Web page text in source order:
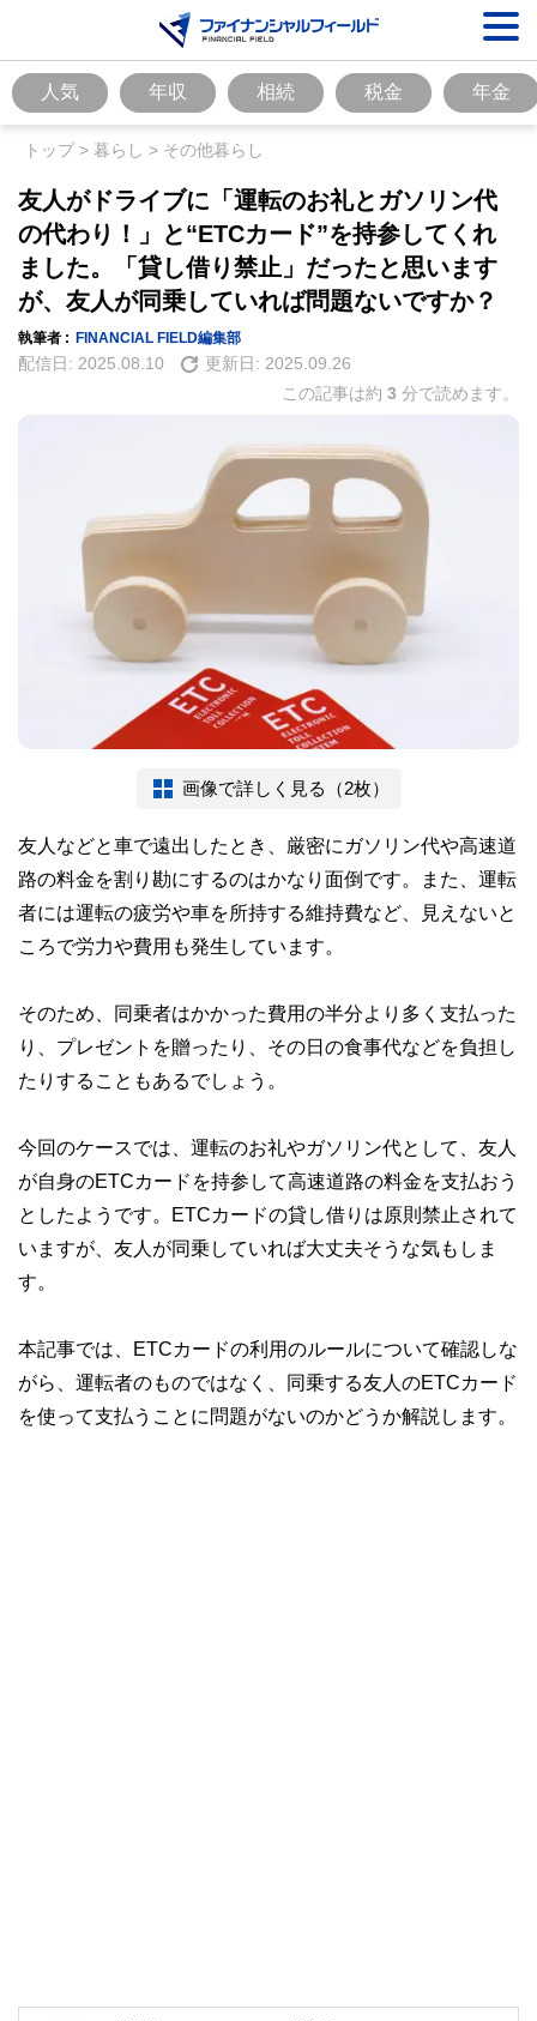
人気 年収 相続 税金 年金
トップ> 暮らし > その他暮らし
友人がドライブに「運転のお礼とガソリン代
の代わり！」と“ETCカード”を持参してくれ
ました。「貸し借り禁止」だったと思います
が、友人が同乗していれば問題ないですか？
執筆者 : FINANCIAL FIELD編集部
配信日: 2025.08.10 更新日: 2025.09.26
この記事は約 3 分で読めます。
画像で詳しく見る（2枚）
友人などと車で遠出したとき、厳密にガソリン代や高速道
路の料金を割り勘にするのはかなり面倒です。また、運転
者には運転の疲労や車を所持する維持費など、見えないと
ころで労力や費用も発生しています。
そのため、同乗者はかかった費用の半分より多く支払った
り、プレゼントを贈ったり、その日の食事代などを負担し
たりすることもあるでしょう。
今回のケースでは、運転のお礼やガソリン代として、友人
が自身のETCカードを持参して高速道路の料金を支払おう
としたようです。ETCカードの貸し借りは原則禁止されて
いますが、友人が同乗していれば大丈夫そうな気もしま
す。
本記事では、ETCカードの利用のルールについて確認しな
がら、運転者のものではなく、同乗する友人のETCカード
を使って支払うことに問題がないのかどうか解説します。